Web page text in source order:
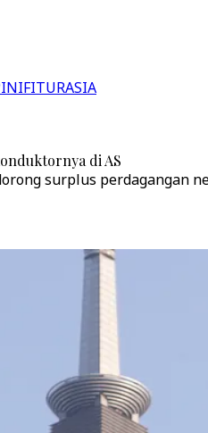
FITURASIA
di AS
surplus perdagangan